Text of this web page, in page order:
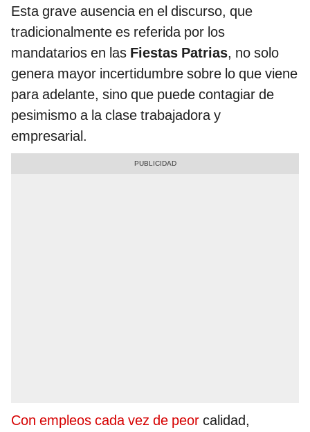
Esta grave ausencia en el discurso, que
tradicionalmente es referida por los
mandatarios en las Fiestas Patrias, no solo
genera mayor incertidumbre sobre lo que viene
para adelante, sino que puede contagiar de
pesimismo a la clase trabajadora y
empresarial.
Con empleos cada vez de peor calidad,